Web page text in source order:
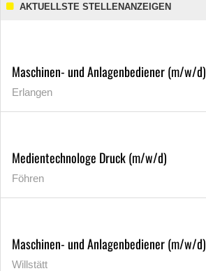
AKTUELLSTE STELLENANZEIGEN
Maschinen- und Anlagenbediener (m/w/d)
Erlangen
Medientechnologe Druck (m/w/d)
Föhren
Maschinen- und Anlagenbediener (m/w/d)
Willstätt